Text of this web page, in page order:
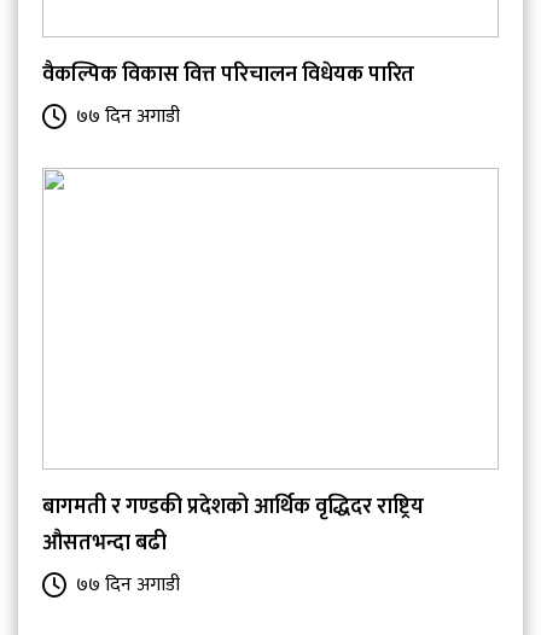
वैकल्पिक विकास वित्त परिचालन विधेयक पारित
७७ दिन अगाडी
बागमती र गण्डकी प्रदेशको आर्थिक वृद्धिदर राष्ट्रिय
औसतभन्दा बढी
७७ दिन अगाडी